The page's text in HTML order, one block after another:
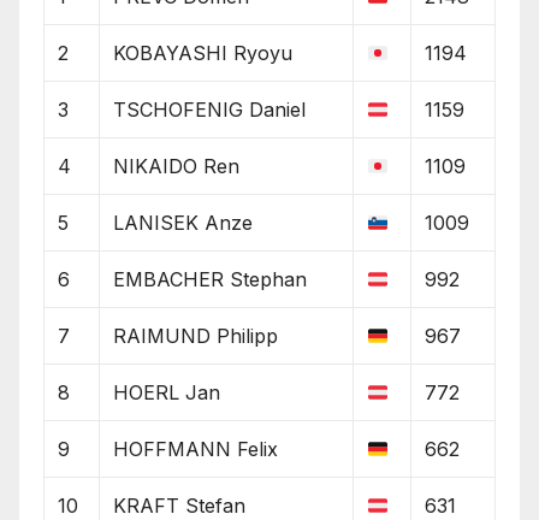
2 KOBAYASHI Ryoyu 1194
3 TSCHOFENIG Daniel 1159
4 NIKAIDO Ren 1109
5 LANISEK Anze 1009
6 EMBACHER Stephan 992
7 RAIMUND Philipp 967
8 HOERL Jan 772
9 HOFFMANN Felix 662
10 KRAFT Stefan 631